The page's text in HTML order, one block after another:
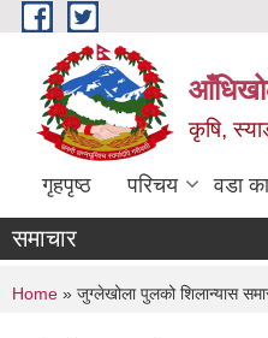
Skip to main content
कृषि,
गृहपृष्ठ परिचय वडा
समाचार
You are here
Home » जुग्लेखोला पुलको शिलान्यास